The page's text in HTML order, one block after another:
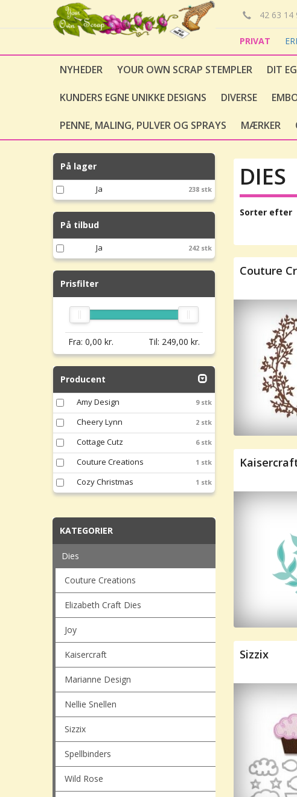
42 63 14
PRIVAT
NYHEDER YOUR OWN SCRAP STEMPLER DIT
KUNDERS EGNE UNIKKE DESIGNS DIVERSE
PENNE, MALING, PULVER OG SPRAYS MÆRKER
På lager
Ja 238 stk
På tilbud
Ja 242 stk
Prisfilter
Fra: 0,00 kr. Til: 249,00 kr.
Producent
Amy Design 9 stk
Cheery Lynn 2 stk
Cottage Cutz 6 stk
Couture Creations 1 stk
Cozy Christmas 1 stk
KATEGORIER
Dies
Couture Creations
Elizabeth Craft Dies
Joy
Kaisercraft
Marianne Design
Nellie Snellen
Sizzix
Spellbinders
Wild Rose
DIES
Sorter efter
Couture
Sizzix